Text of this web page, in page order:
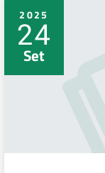
2025
24
Set